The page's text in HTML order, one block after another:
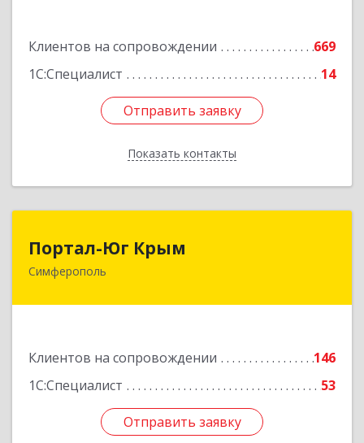
Клиентов на сопровождении
669
1С:Специалист
14
Отправить заявку
Показать контакты
Отправить заявку
Назад
Портал-Юг Крым
Симферополь
Клиентов на сопровождении
146
1С:Специалист
53
Отправить заявку
295015, Крым Респ, Симферополь г, Козлова ул,
Отправить заявку